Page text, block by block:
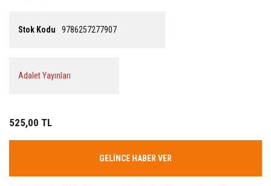
Stok Kodu 9786257277907
Adalet Yayınları
525,00 TL
GELİNCE HABER VER